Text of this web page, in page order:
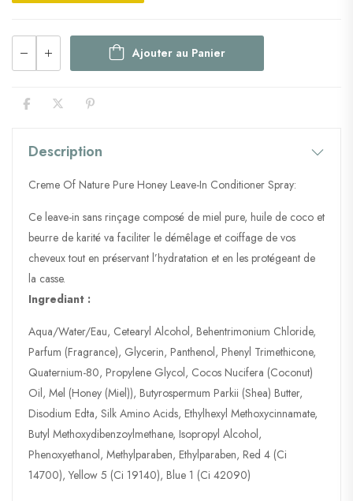
Ajouter au Panier
Description
Creme Of Nature Pure Honey Leave-In Conditioner Spray:
Ce leave-in sans rinçage composé de miel pure, huile de coco et
beurre de karité va faciliter le démêlage et coiffage de vos
cheveux tout en préservant l’hydratation et en les protégeant de
la casse.
Ingrediant :
Aqua/Water/Eau, Cetearyl Alcohol, Behentrimonium Chloride,
Parfum (Fragrance), Glycerin, Panthenol, Phenyl Trimethicone,
Quaternium-80, Propylene Glycol, Cocos Nucifera (Coconut)
Oil, Mel (Honey (Miel)), Butyrospermum Parkii (Shea) Butter,
Disodium Edta, Silk Amino Acids, Ethylhexyl Methoxycinnamate,
Butyl Methoxydibenzoylmethane, Isopropyl Alcohol,
Phenoxyethanol, Methylparaben, Ethylparaben, Red 4 (Ci
14700), Yellow 5 (Ci 19140), Blue 1 (Ci 42090)